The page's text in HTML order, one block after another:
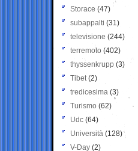
Storace (47)
subappalti (31)
televisione(244)
terremoto (402)
thyssenkrupp (3)
Tibet(2)
tredicesima (3)
Turismo (62)
Udc (64)
Università (128)
V-Day (2)